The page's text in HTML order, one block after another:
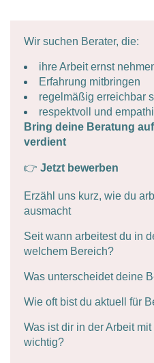
Wir suchen Berater, die:
ihre Arbeit ernst
Erfahrung mitbringen
regelmäßig erreichbar
respektvoll und
Bring deine Beratung
verdient
👉 Jetzt bewerben
Erzähl uns kurz, wie du
ausmacht
Seit wann arbeitest du in
welchem Bereich?
Was unterscheidet deine
Wie oft bist du aktuell für
Was ist dir in der Arbeit
wichtig?